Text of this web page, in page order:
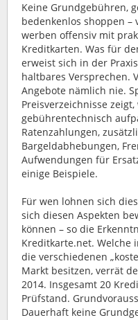
Keine Grundgebühren,
bedenkenlos shoppen
werben offensiv mit
Kreditkarten. Was für
erweist sich in der
haltbares Versprechen.
Angebote nämlich nie.
Preisverzeichnisse
gebührentechnisch
Ratenzahlungen,
Bargeldabhebungen,
Aufwendungen für
einige Beispiele.
Für wen lohnen sich
sich diesen Aspekten
können – so die
Kreditkarte.net. Welche
die verschiedenen
Markt besitzen, verrät
2014. Insgesamt 20
Prüfstand.
Dauerhaft keine